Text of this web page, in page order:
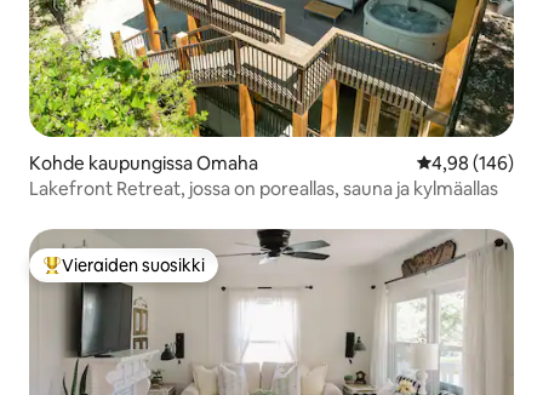
Kohde kaupungissa Omaha
4,98 (146)
Lakefront Retreat, jossa on poreallas, sauna ja kylmäallas
Vieraiden suosikkien parhaimmistoa
Vieraiden suosikki